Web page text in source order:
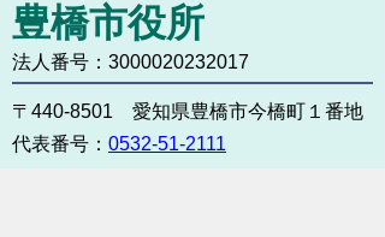
豊橋市役所
法人番号：3000020232017
〒440-8501 愛知県豊橋市今橋町１番地
代表番号： 0532-51-2111